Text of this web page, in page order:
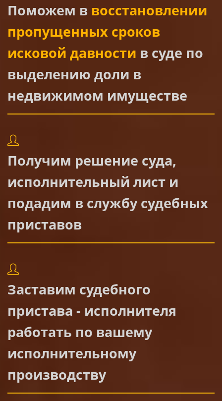
Поможем в восстановлении
пропущенных сроков
исковой давности в суде по
выделению доли в
недвижимом имуществе
Получим решение суда,
исполнительный лист и
подадим в службу судебных
приставов
Заставим судебного
пристава - исполнителя
работать по вашему
исполнительному
производству